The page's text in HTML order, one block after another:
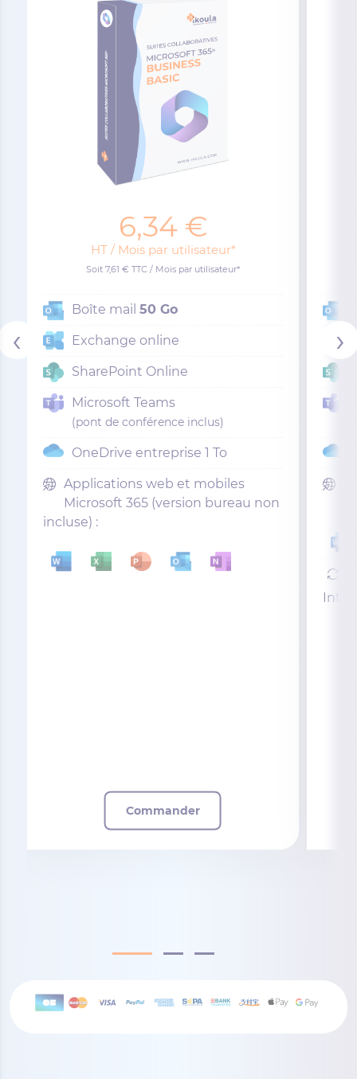
6,34 €
HT / Mois par utilisateur*
Soit 7,61 € TTC / Mois par utilisateur*
Boîte mail50 Go
Exchange online
SharePoint Online
Microsoft Teams
(pont de conférence inclus)
OneDrive entreprise 1 To
Applications web et mobiles
Microsoft 365 (version bureau non
incluse) :
Commander
‹ ›